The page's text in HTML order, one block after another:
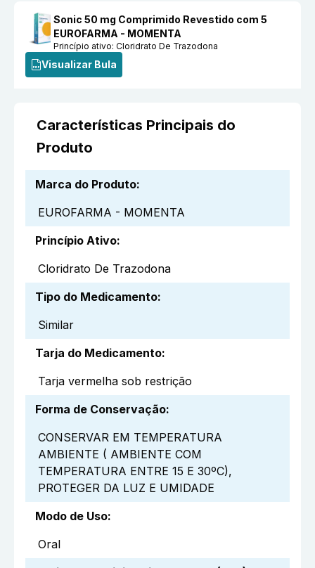
Sonic 50 mg Comprimido Revestido com 5
EUROFARMA - MOMENTA
Princípio ativo:Cloridrato De Trazodona
Visualizar Bula
Características Principais do
Produto
Marca do Produto:
EUROFARMA - MOMENTA
Princípio Ativo:
Cloridrato De Trazodona
Tipo do Medicamento:
Similar
Tarja do Medicamento:
Tarja vermelha sob restrição
Forma de Conservação:
CONSERVAR EM TEMPERATURA
AMBIENTE ( AMBIENTE COM
TEMPERATURA ENTRE 15 E 30ºC),
PROTEGER DA LUZ E UMIDADE
Modo de Uso:
Oral